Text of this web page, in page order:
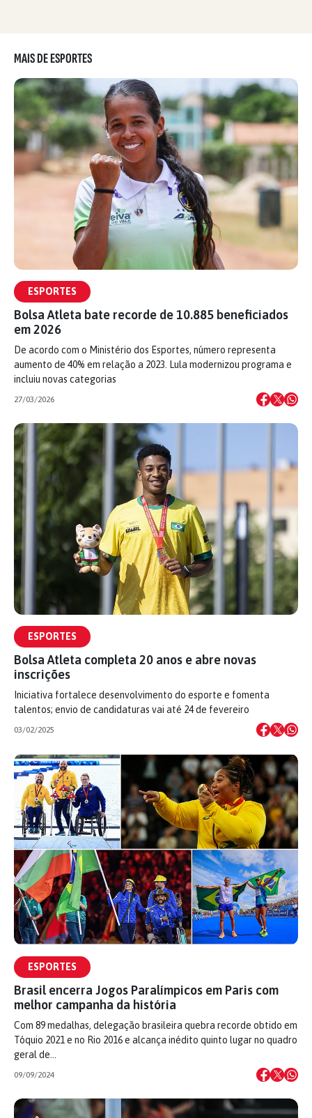
MAIS DE ESPORTES
ESPORTES
Bolsa Atleta bate recorde de 10.885 beneficiados
em 2026
De acordo com o Ministério dos Esportes, número representa
aumento de 40% em relação a 2023. Lula modernizou programa e
incluiu novas categorias
27/03/2026
ESPORTES
Bolsa Atleta completa 20 anos e abre novas
inscrições
Iniciativa fortalece desenvolvimento do esporte e fomenta
talentos; envio de candidaturas vai até 24 de fevereiro
03/02/2025
ESPORTES
Brasil encerra Jogos Paralímpicos em Paris com
melhor campanha da história
Com 89 medalhas, delegação brasileira quebra recorde obtido em
Tóquio 2021 e no Rio 2016 e alcança inédito quinto lugar no quadro
geral de…
09/09/2024